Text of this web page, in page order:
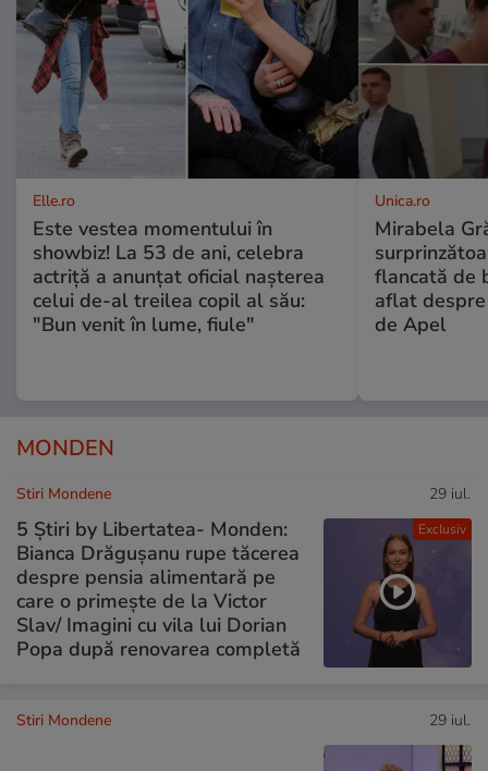
Elle.ro
Este vestea momentului în
showbiz! La 53 de ani, celebra
actriță a anunțat oficial nașterea
celui de-al treilea copil al său:
"Bun venit în lume, fiule"
Unica.ro
Mirabela
flancată de
aflat
de Apel
MONDEN
Exclusiv
Stiri Mondene 29 iul.
5 Știri by Libertatea- Monden:
Bianca Drăgușanu rupe tăcerea
despre pensia alimentară pe
care o primește de la Victor
Slav/ Imagini cu vila lui Dorian
Popa după renovarea completă
Stiri Mondene 29 iul.